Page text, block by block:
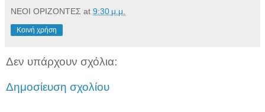
ΝΕΟΙ ΟΡΙΖΟΝΤΕΣ at 9:30 μ.μ.
Κοινή χρήση
Δεν υπάρχουν σχόλια:
Δημοσίευση σχολίου